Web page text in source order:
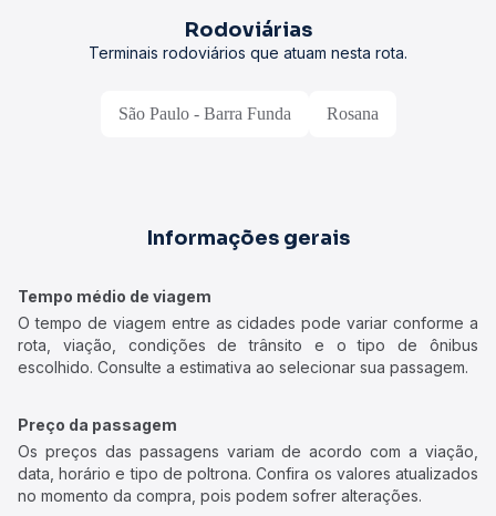
Rodoviárias
Terminais rodoviários que atuam nesta rota.
São Paulo - Barra Funda Rosana
Informações gerais
Tempo médio de viagem
O tempo de viagem entre as cidades pode variar conforme a
rota, viação, condições de trânsito e o tipo de ônibus
escolhido. Consulte a estimativa ao selecionar sua passagem.
Preço da passagem
Os preços das passagens variam de acordo com a viação,
data, horário e tipo de poltrona. Confira os valores atualizados
no momento da compra, pois podem sofrer alterações.